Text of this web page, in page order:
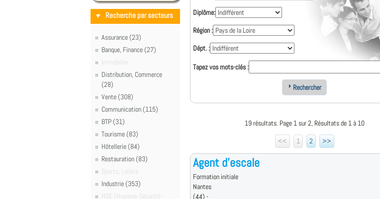
Recherche par secteurs
Assurance (23)
Banque, Finance (27)
Immobilier
Distribution, Commerce
(28)
Vente (308)
Communication (115)
BTP (31)
Tourisme (83)
Hôtellerie (84)
Restauration (83)
Sports, Loisirs
Industrie (353)
HSE (Hygiène-Sécurité-
Diplôme:
Région :
Dépt. :
Tapez vos mots-clés :
Rechercher
19 résultats. Page 1 sur 2, Résultats de 1 à 10
<<
1 2 >>
Agent d'escale
Formation initiale
Nantes
(44) -